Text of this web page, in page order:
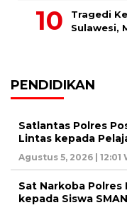
Tragedi
Sulawesi,
PENDIDIKAN
Satlantas Polres
Lintas kepada
Agustus 5, 2026 | 12:01
Sat Narkoba Polres
kepada Siswa